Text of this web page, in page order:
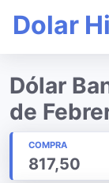
Dolar
Dólar
de
COMPRA
817,50